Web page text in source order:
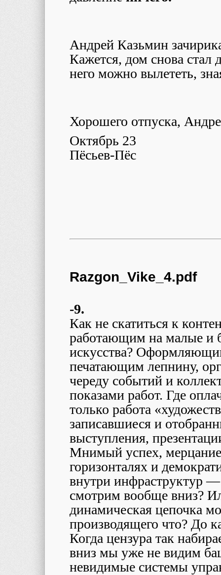
Андрей Казьмин
Кажется, дом снова стал
него можно вылететь,
Хорошего отпуска,
Октябрь 23
Пёсьев-Пёс
Razgon_Vike_4.pdf
-9.
Как не скатиться к
работающим на малые и
искусства?
печатающим лепнину,
череду событий и
показами работ. Где
только работа
записавшиеся и
выступления,
Мнимый успех, мерцание
горизонталях и
внутри инфраструктур
смотрим вообще вниз?
динамическая цепочка
производящего что? До
Когда цензура так
вниз мы уже не видим
невидимые системы